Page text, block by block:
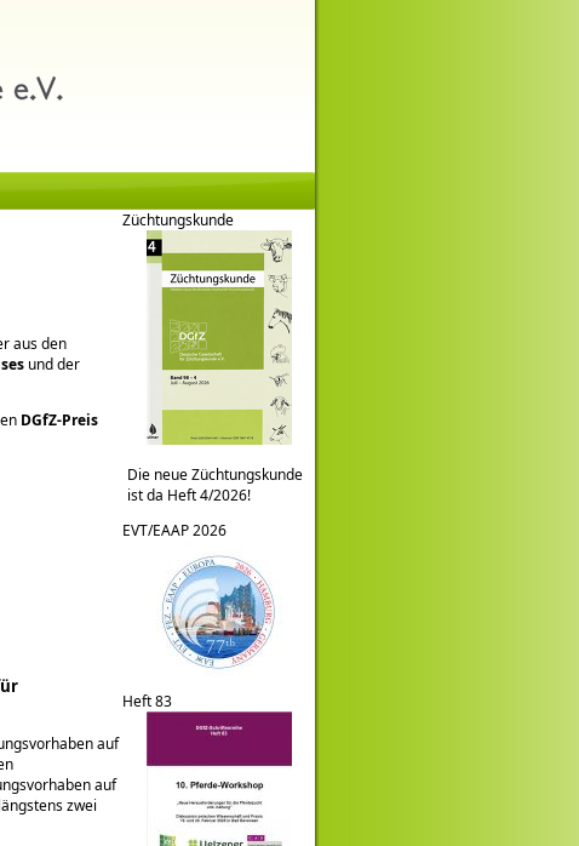
aus den
und der
DGfZ-Preis
auf
auf
zwei
Züchtungskunde
Die neue Züchtungskunde
ist da Heft 4/2026!
EVT/EAAP 2026
Heft 83